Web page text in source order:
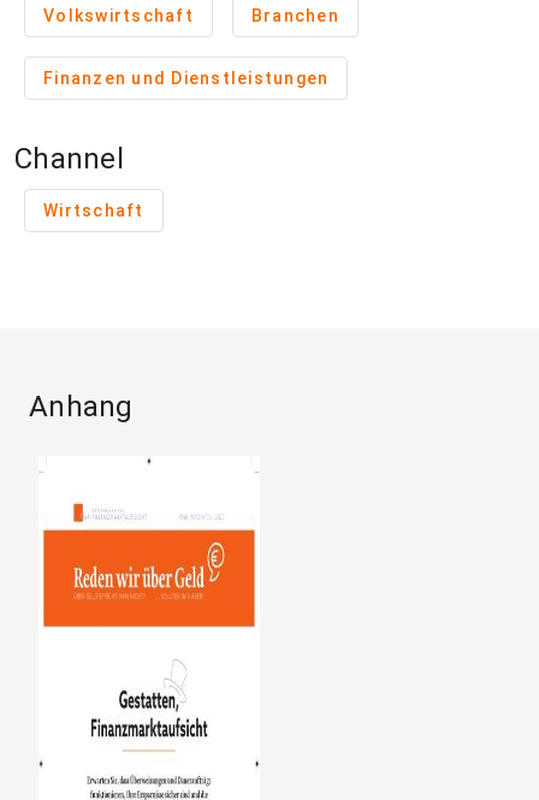
Volkswirtschaft Branchen
Finanzen und Dienstleistungen
Channel
Wirtschaft
Anhang